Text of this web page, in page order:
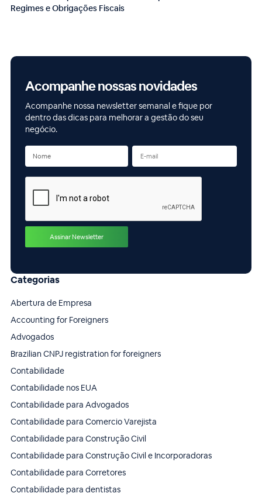
Regimes e Obrigações Fiscais
Acompanhe nossas novidades
Acompanhe nossa newsletter semanal e fique por
dentro das dicas para melhorar a gestão do seu
negócio.
Categorias
Abertura de Empresa
Accounting for Foreigners
Advogados
Brazilian CNPJ registration for foreigners
Contabilidade
Contabilidade nos EUA
Contabilidade para Advogados
Contabilidade para Comercio Varejista
Contabilidade para Construção Civil
Contabilidade para Construção Civil e Incorporadoras
Contabilidade para Corretores
Contabilidade para dentistas